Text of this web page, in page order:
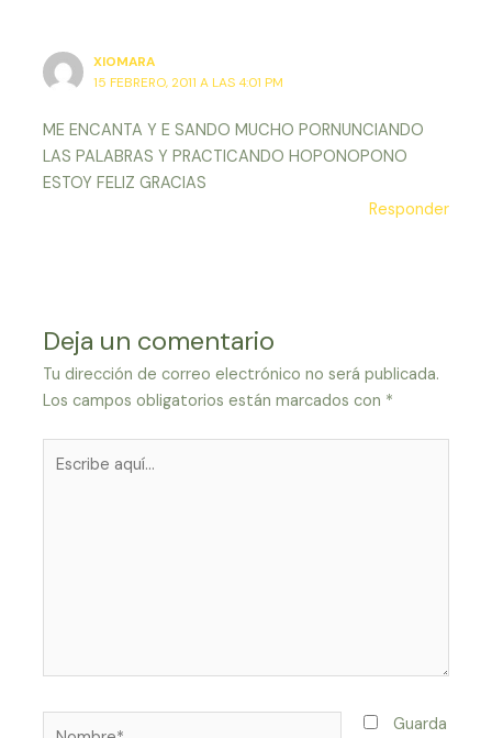
XIOMARA
15 FEBRERO, 2011 A LAS 4:01 PM
ME ENCANTA Y E SANDO MUCHO PORNUNCIANDO
LAS PALABRAS Y PRACTICANDO HOPONOPONO
ESTOY FELIZ GRACIAS
Responder
Deja un comentario
Tu dirección de correo electrónico no será publicada.
Los campos obligatorios están marcados con *
Guarda